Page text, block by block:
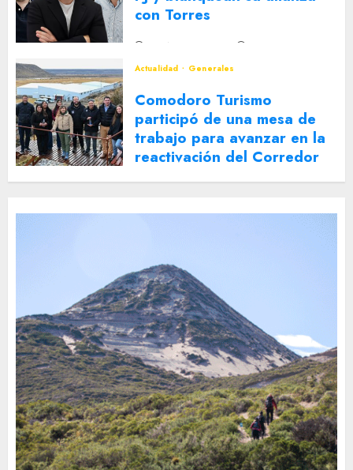
con Torres
2 DE AGOSTO DE 2026
Actualidad
Generales
Comodoro Turismo
participó de una mesa de
trabajo para avanzar en la
reactivación del Corredor
Turístico Integrado